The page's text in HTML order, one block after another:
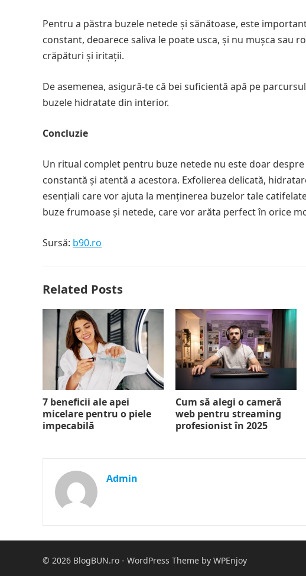
Pentru a păstra buzele netede și sănătoase, este
constant, deoarece saliva le poate usca, și nu mușca sau
crăpături și iritații.
De asemenea, asigură-te că bei suficientă apă pe
buzele hidratate din interior.
Concluzie
Un ritual complet pentru buze netede nu este doar
constantă și atentă a acestora. Exfolierea delicată,
esențiali care vor ajuta la menținerea buzelor tale
buze frumoase și netede, care vor arăta perfect în orice
Sursă: b90.ro
Related Posts
7 beneficii ale apei
micelare pentru o piele
impecabilă
Cum să alegi o cameră
web pentru streaming
profesionist în 2025
Admin
© 2026 BlogBUN.ro - WordPress Theme by WPEnjoy